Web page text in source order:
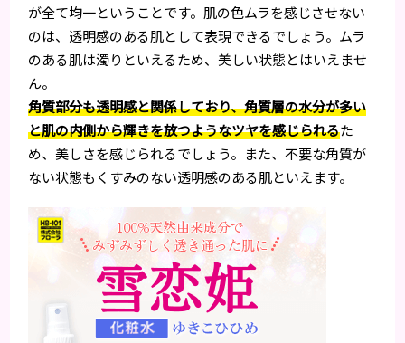
が全て均一ということです。肌の色ムラを感じさせない
のは、透明感のある肌として表現できるでしょう。ムラ
のある肌は濁りといえるため、美しい状態とはいえませ
ん。
角質部分も透明感と関係しており、角質層の水分が多い
と肌の内側から輝きを放つようなツヤを感じられるた
め、美しさを感じられるでしょう。また、不要な角質が
ない状態もくすみのない透明感のある肌といえます。